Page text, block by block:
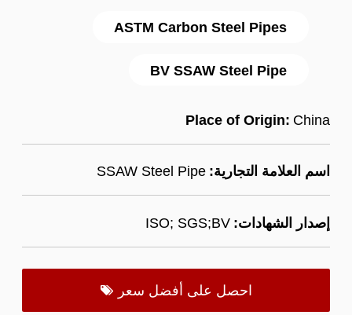
ASTM Carbon Steel Pipes
BV SSAW Steel Pipe
Place of Origin: China
اسم العلامة التجارية: SSAW Steel Pipe
إصدار الشهادات: ISO; SGS;BV
احصل على أفضل سعر